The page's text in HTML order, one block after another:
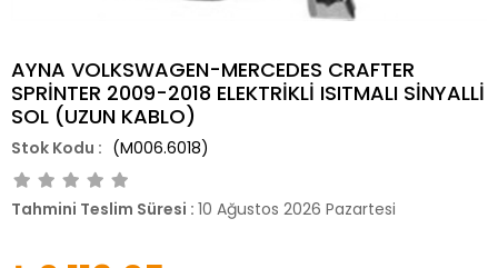
AYNA VOLKSWAGEN-MERCEDES CRAFTER
SPRİNTER 2009-2018 ELEKTRİKLİ ISITMALI SİNYALLİ
SOL (UZUN KABLO)
(M006.6018)
Tahmini Teslim Süresi : 10 Ağustos 2026 Pazartesi